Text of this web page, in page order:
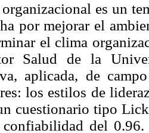
es un
por mejorar el
el clima
Salud de la
aplicada, de
los estilos de
cuestionario tipo
del 0.96.